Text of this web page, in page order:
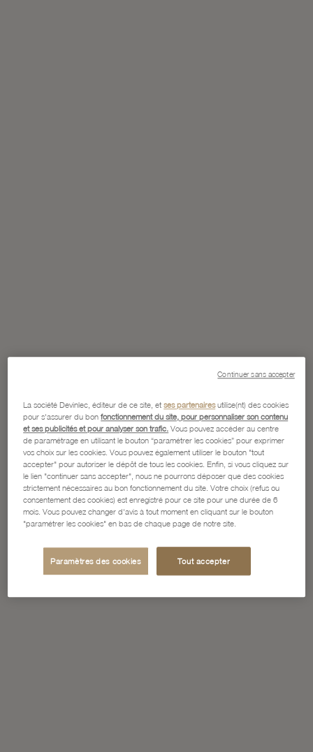
La société Devinlec, éditeur de ce site, etses partenairesutilise(nt) des cookies
pour s'assurer du bonfonctionnement du site, pour personnaliser son contenu
et ses publicités et pour analyser son trafic. Vous pouvez accéder au centre
de paramétrage en utilisant le bouton “paramétrer les cookies” pour exprimer
vos choix sur les cookies. Vous pouvez également utiliser le bouton "tout
accepter" pour autoriser le dépôt de tous les cookies. Enfin, si vous cliquez sur
le lien "continuer sans accepter", nous ne pourrons déposer que des cookies
strictement nécessaires au bon fonctionnement du site. Votre choix (refus ou
consentement des cookies) est enregistré pour ce site pour une durée de 6
mois. Vous pouvez changer d'avis à tout moment en cliquant sur le bouton
"paramétrer les cookies" en bas de chaque page de notre site.
Paramètres des cookies Tout accepter
Continuer sans accepter